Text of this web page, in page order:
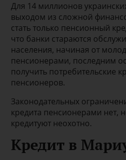
Для 14 миллионов
выходом из сложной
стать только пенсионный
что банки стараются
населения, начиная от
пенсионерами, последним
получить потребительские
пенсионеров.
Законодательных
кредита пенсионерами нет,
кредитуют неохотно.
Кредит в